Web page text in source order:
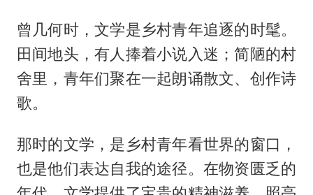
曾几何时，文学是乡村青年追逐的时髦。
田间地头，有人捧着小说入迷；简陋的村
舍里，青年们聚在一起朗诵散文、创作诗
歌。
那时的文学，是乡村青年看世界的窗口，
也是他们表达自我的途径。在物资匮乏的